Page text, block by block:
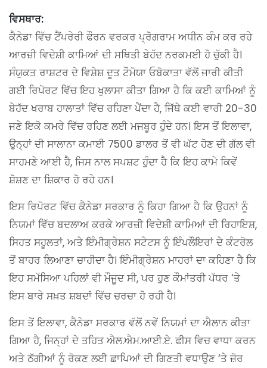
ਵਿਸਥਾਰ:
ਕੈਨੇਡਾ ਵਿੱਚ ਟੈਂਪਰੇਰੀ ਫੌਰਨ ਵਰਕਰ ਪ੍ਰੋਗਰਾਮ ਅਧੀਨ ਕੰਮ ਕਰ ਰਹੇ
ਆਰਜ਼ੀ ਵਿਦੇਸ਼ੀ ਕਾਮਿਆਂ ਦੀ ਸਥਿਤੀ ਬੇਹੱਦ ਨਰਕਮਈ ਹੋ ਚੁੱਕੀ ਹੈ।
ਸੰਯੁਕਤ ਰਾਸ਼ਟਰ ਦੇ ਵਿਸ਼ੇਸ਼ ਦੂਤ ਟੌਮੋਯਾ ਓਬੋਕਾਤਾ ਵੱਲੋਂ ਜਾਰੀ ਕੀਤੀ
ਗਈ ਰਿਪੋਰਟ ਵਿੱਚ ਇਹ ਖੁਲਾਸਾ ਕੀਤਾ ਗਿਆ ਹੈ ਕਿ ਕਈ ਕਾਮਿਆਂ ਨੂੰ
ਬੇਹੱਦ ਖਰਾਬ ਹਾਲਾਤਾਂ ਵਿੱਚ ਰਹਿਣਾ ਪੈਂਦਾ ਹੈ, ਜਿੱਥੇ ਕਈ ਵਾਰੀ 20-30
ਜਣੇ ਇਕੋ ਕਮਰੇ ਵਿੱਚ ਰਹਿਣ ਲਈ ਮਜਬੂਰ ਹੁੰਦੇ ਹਨ। ਇਸ ਤੋਂ ਇਲਾਵਾ,
ਉਨ੍ਹਾਂ ਦੀ ਸਾਲਾਨਾ ਕਮਾਈ 7500 ਡਾਲਰ ਤੋਂ ਵੀ ਘੱਟ ਹੋਣ ਦੀ ਗੱਲ ਵੀ
ਸਾਹਮਣੇ ਆਈ ਹੈ, ਜਿਸ ਨਾਲ ਸਪਸ਼ਟ ਹੁੰਦਾ ਹੈ ਕਿ ਇਹ ਕਾਮੇ ਕਿਵੇਂ
ਸ਼ੋਸ਼ਣ ਦਾ ਸ਼ਿਕਾਰ ਹੋ ਰਹੇ ਹਨ।
ਇਸ ਰਿਪੋਰਟ ਵਿੱਚ ਕੈਨੇਡਾ ਸਰਕਾਰ ਨੂੰ ਕਿਹਾ ਗਿਆ ਹੈ ਕਿ ਉਹਨਾਂ ਨੂੰ
ਨਿਯਮਾਂ ਵਿੱਚ ਬਦਲਾਅ ਕਰਕੇ ਆਰਜ਼ੀ ਵਿਦੇਸ਼ੀ ਕਾਮਿਆਂ ਦੀ ਰਿਹਾਇਸ਼,
ਸਿਹਤ ਸਹੂਲਤਾਂ, ਅਤੇ ਇੰਮੀਗ੍ਰੇਸ਼ਨ ਸਟੇਟਸ ਨੂੰ ਇੰਪਲੌਇਰਾਂ ਦੇ ਕੰਟਰੋਲ
ਤੋਂ ਬਾਹਰ ਲਿਆਣਾ ਚਾਹੀਦਾ ਹੈ। ਇੰਮੀਗ੍ਰੇਸ਼ਨ ਮਾਹਰਾਂ ਦਾ ਕਹਿਣਾ ਹੈ ਕਿ
ਇਹ ਸਮੱਸਿਆ ਪਹਿਲਾਂ ਵੀ ਮੌਜੂਦ ਸੀ, ਪਰ ਹੁਣ ਕੌਮਾਂਤਰੀ ਪੱਧਰ ‘ਤੇ
ਇਸ ਬਾਰੇ ਸਖ਼ਤ ਸ਼ਬਦਾਂ ਵਿੱਚ ਚਰਚਾ ਹੋ ਰਹੀ ਹੈ।
ਇਸ ਤੋਂ ਇਲਾਵਾ, ਕੈਨੇਡਾ ਸਰਕਾਰ ਵੱਲੋਂ ਨਵੇਂ ਨਿਯਮਾਂ ਦਾ ਐਲਾਨ ਕੀਤਾ
ਗਿਆ ਹੈ, ਜਿਨ੍ਹਾਂ ਦੇ ਤਹਿਤ ਐਲ.ਐਮ.ਆਈ.ਏ. ਫੀਸ ਵਿਚ ਵਾਧਾ ਕਰਨ
ਅਤੇ ਠੱਗੀਆਂ ਨੂੰ ਰੋਕਣ ਲਈ ਛਾਪਿਆਂ ਦੀ ਗਿਣਤੀ ਵਧਾਉਣ ‘ਤੇ ਜ਼ੋਰ